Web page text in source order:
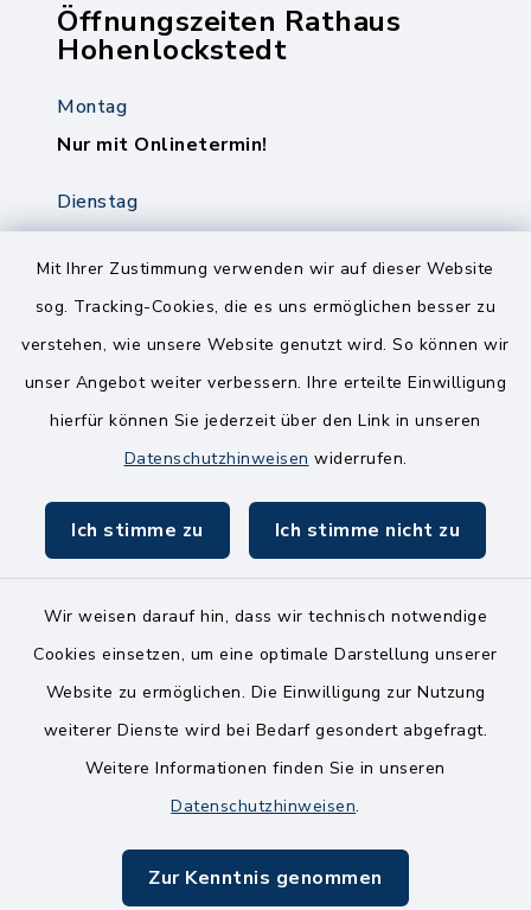
Mit Ihrer Zustimmung verwenden wir auf dieser Website
sog. Tracking-Cookies, die es uns ermöglichen besser zu
verstehen, wie unsere Website genutzt wird. So können wir
unser Angebot weiter verbessern. Ihre erteilte Einwilligung
hierfür können Sie jederzeit über den Link in unseren
Datenschutzhinweisen widerrufen.
Ich stimme zu Ich stimme nicht zu
Wir weisen darauf hin, dass wir technisch notwendige
Cookies einsetzen, um eine optimale Darstellung unserer
Website zu ermöglichen. Die Einwilligung zur Nutzung
weiterer Dienste wird bei Bedarf gesondert abgefragt.
Weitere Informationen finden Sie in unseren
Datenschutzhinweisen.
Zur Kenntnis genommen
Öffnungszeiten Rathaus
Hohenlockstedt
Montag
Nur mit Onlinetermin!
Dienstag
8.00-12.00 Uhr
14.00-18.00 Uhr
Freitag
8.00-11.00 Uhr
Kontakt
Barrierefreiheit